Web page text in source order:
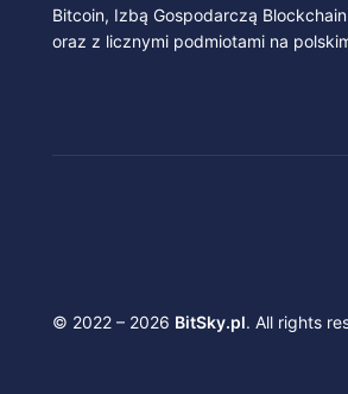
Bitcoin, Izbą Gospodarczą
oraz z licznymi podmiotami na
© 2022 – 2026 BitSky.pl. All rights